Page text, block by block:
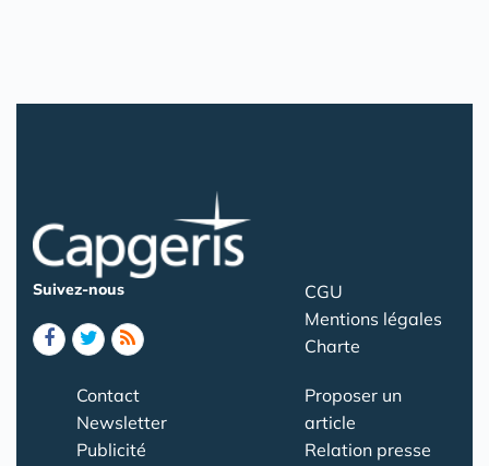
Suivez-nous
CGU
Mentions légales
Charte
Contact
Newsletter
Publicité
Proposer un
article
Relation presse